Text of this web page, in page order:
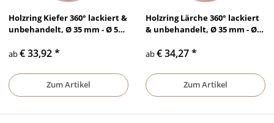
Holzring Kiefer 360° lackiert &
unbehandelt, Ø 35 mm - Ø 50
ab€ 33,92*
Zum Artikel
Holzring Lärche 360° lackiert
& unbehandelt, Ø 35 mm - Ø
ab€ 34,27*
Zum Artikel